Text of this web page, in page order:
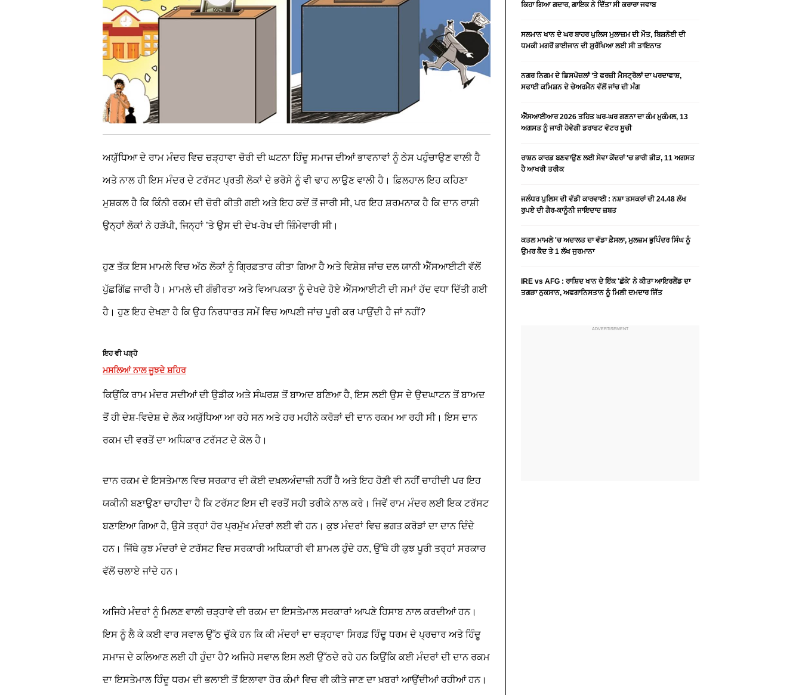
ਅਯੁੱਧਿਆ ਦੇ ਰਾਮ ਮੰਦਰ ਵਿਚ ਚੜ੍ਹਾਵਾ ਚੋਰੀ ਦੀ ਘਟਨਾ ਹਿੰਦੂ ਸਮਾਜ ਦੀਆਂ ਭਾਵਨਾਵਾਂ ਨੂੰ ਠੇਸ ਪਹੁੰਚਾਉਣ ਵਾਲੀ ਹੈ
ਅਤੇ ਨਾਲ ਹੀ ਇਸ ਮੰਦਰ ਦੇ ਟਰੱਸਟ ਪ੍ਰਤੀ ਲੋਕਾਂ ਦੇ ਭਰੋਸੇ ਨੂੰ ਵੀ ਢਾਹ ਲਾਉਣ ਵਾਲੀ ਹੈ। ਫ਼ਿਲਹਾਲ ਇਹ ਕਹਿਣਾ
ਮੁਸ਼ਕਲ ਹੈ ਕਿ ਕਿੰਨੀ ਰਕਮ ਦੀ ਚੋਰੀ ਕੀਤੀ ਗਈ ਅਤੇ ਇਹ ਕਦੋਂ ਤੋਂ ਜਾਰੀ ਸੀ, ਪਰ ਇਹ ਸ਼ਰਮਨਾਕ ਹੈ ਕਿ ਦਾਨ ਰਾਸ਼ੀ
ਉਨ੍ਹਾਂ ਲੋਕਾਂ ਨੇ ਹੜੱਪੀ, ਜਿਨ੍ਹਾਂ ’ਤੇ ਉਸ ਦੀ ਦੇਖ-ਰੇਖ ਦੀ ਜ਼ਿੰਮੇਵਾਰੀ ਸੀ।
ਹੁਣ ਤੱਕ ਇਸ ਮਾਮਲੇ ਵਿਚ ਅੱਠ ਲੋਕਾਂ ਨੂੰ ਗ੍ਰਿਫ਼ਤਾਰ ਕੀਤਾ ਗਿਆ ਹੈ ਅਤੇ ਵਿਸ਼ੇਸ਼ ਜਾਂਚ ਦਲ ਯਾਨੀ ਐੱਸਆਈਟੀ ਵੱਲੋਂ
ਪੁੱਛਗਿੱਛ ਜਾਰੀ ਹੈ। ਮਾਮਲੇ ਦੀ ਗੰਭੀਰਤਾ ਅਤੇ ਵਿਆਪਕਤਾ ਨੂੰ ਦੇਖਦੇ ਹੋਏ ਐੱਸਆਈਟੀ ਦੀ ਸਮਾਂ ਹੱਦ ਵਧਾ ਦਿੱਤੀ ਗਈ
ਹੈ। ਹੁਣ ਇਹ ਦੇਖਣਾ ਹੈ ਕਿ ਉਹ ਨਿਰਧਾਰਤ ਸਮੇਂ ਵਿਚ ਆਪਣੀ ਜਾਂਚ ਪੂਰੀ ਕਰ ਪਾਉਂਦੀ ਹੈ ਜਾਂ ਨਹੀਂ?
ਇਹ ਵੀ ਪੜ੍ਹੋ
ਮਸਲਿਆਂ ਨਾਲ ਜੂਝਦੇ ਸ਼ਹਿਰ
ਕਿਉਂਕਿ ਰਾਮ ਮੰਦਰ ਸਦੀਆਂ ਦੀ ਉਡੀਕ ਅਤੇ ਸੰਘਰਸ਼ ਤੋਂ ਬਾਅਦ ਬਣਿਆ ਹੈ, ਇਸ ਲਈ ਉਸ ਦੇ ਉਦਘਾਟਨ ਤੋਂ ਬਾਅਦ
ਤੋਂ ਹੀ ਦੇਸ਼-ਵਿਦੇਸ਼ ਦੇ ਲੋਕ ਅਯੁੱਧਿਆ ਆ ਰਹੇ ਸਨ ਅਤੇ ਹਰ ਮਹੀਨੇ ਕਰੋੜਾਂ ਦੀ ਦਾਨ ਰਕਮ ਆ ਰਹੀ ਸੀ। ਇਸ ਦਾਨ
ਰਕਮ ਦੀ ਵਰਤੋਂ ਦਾ ਅਧਿਕਾਰ ਟਰੱਸਟ ਦੇ ਕੋਲ ਹੈ।
ਦਾਨ ਰਕਮ ਦੇ ਇਸਤੇਮਾਲ ਵਿਚ ਸਰਕਾਰ ਦੀ ਕੋਈ ਦਖ਼ਲਅੰਦਾਜ਼ੀ ਨਹੀਂ ਹੈ ਅਤੇ ਇਹ ਹੋਣੀ ਵੀ ਨਹੀਂ ਚਾਹੀਦੀ ਪਰ ਇਹ
ਯਕੀਨੀ ਬਣਾਉਣਾ ਚਾਹੀਦਾ ਹੈ ਕਿ ਟਰੱਸਟ ਇਸ ਦੀ ਵਰਤੋਂ ਸਹੀ ਤਰੀਕੇ ਨਾਲ ਕਰੇ। ਜਿਵੇਂ ਰਾਮ ਮੰਦਰ ਲਈ ਇਕ ਟਰੱਸਟ
ਬਣਾਇਆ ਗਿਆ ਹੈ, ਉਸੇ ਤਰ੍ਹਾਂ ਹੋਰ ਪ੍ਰਮੁੱਖ ਮੰਦਰਾਂ ਲਈ ਵੀ ਹਨ। ਕੁਝ ਮੰਦਰਾਂ ਵਿਚ ਭਗਤ ਕਰੋੜਾਂ ਦਾ ਦਾਨ ਦਿੰਦੇ
ਹਨ। ਜਿੱਥੇ ਕੁਝ ਮੰਦਰਾਂ ਦੇ ਟਰੱਸਟ ਵਿਚ ਸਰਕਾਰੀ ਅਧਿਕਾਰੀ ਵੀ ਸ਼ਾਮਲ ਹੁੰਦੇ ਹਨ, ਉੱਥੇ ਹੀ ਕੁਝ ਪੂਰੀ ਤਰ੍ਹਾਂ ਸਰਕਾਰ
ਵੱਲੋਂ ਚਲਾਏ ਜਾਂਦੇ ਹਨ।
ਅਜਿਹੇ ਮੰਦਰਾਂ ਨੂੰ ਮਿਲਣ ਵਾਲੀ ਚੜ੍ਹਾਵੇ ਦੀ ਰਕਮ ਦਾ ਇਸਤੇਮਾਲ ਸਰਕਾਰਾਂ ਆਪਣੇ ਹਿਸਾਬ ਨਾਲ ਕਰਦੀਆਂ ਹਨ।
ਇਸ ਨੂੰ ਲੈ ਕੇ ਕਈ ਵਾਰ ਸਵਾਲ ਉੱਠ ਚੁੱਕੇ ਹਨ ਕਿ ਕੀ ਮੰਦਰਾਂ ਦਾ ਚੜ੍ਹਾਵਾ ਸਿਰਫ਼ ਹਿੰਦੂ ਧਰਮ ਦੇ ਪ੍ਰਚਾਰ ਅਤੇ ਹਿੰਦੂ
ਸਮਾਜ ਦੇ ਕਲਿਆਣ ਲਈ ਹੀ ਹੁੰਦਾ ਹੈ? ਅਜਿਹੇ ਸਵਾਲ ਇਸ ਲਈ ਉੱਠਦੇ ਰਹੇ ਹਨ ਕਿਉਂਕਿ ਕਈ ਮੰਦਰਾਂ ਦੀ ਦਾਨ ਰਕਮ
ਦਾ ਇਸਤੇਮਾਲ ਹਿੰਦੂ ਧਰਮ ਦੀ ਭਲਾਈ ਤੋਂ ਇਲਾਵਾ ਹੋਰ ਕੰਮਾਂ ਵਿਚ ਵੀ ਕੀਤੇ ਜਾਣ ਦਾ ਖ਼ਬਰਾਂ ਆਉਂਦੀਆਂ ਰਹੀਆਂ ਹਨ।
ਕਿਹਾ ਗਿਆ ਗਦਾਰ, ਗਾਇਕ ਨੇ ਦਿੱਤਾ ਸੀ ਕਰਾਰਾ ਜਵਾਬ
ਸਲਮਾਨ ਖਾਨ ਦੇ ਘਰ ਬਾਹਰ ਪੁਲਿਸ ਮੁਲਾਜ਼ਮ ਦੀ ਮੌਤ, ਬਿਸ਼ਨੋਈ ਦੀ
ਧਮਕੀ ਮਗਰੋਂ ਭਾਈਜਾਨ ਦੀ ਸੁਰੱਖਿਆ ਲਈ ਸੀ ਤਾਇਨਾਤ
ਨਗਰ ਨਿਗਮ ਦੇ ਡਿਸਪੋਜ਼ਲਾਂ ’ਤੇ ਫਰਜ਼ੀ ਮੈਸਟ੍ਰੋਲਾਂ ਦਾ ਪਰਦਾਫਾਸ਼,
ਸਫਾਈ ਕਮਿਸ਼ਨ ਦੇ ਚੇਅਰਮੈਨ ਵੱਲੋਂ ਜਾਂਚ ਦੀ ਮੰਗ
ਐੱਸਆਈਆਰ 2026 ਤਹਿਤ ਘਰ-ਘਰ ਗਣਨਾ ਦਾ ਕੰਮ ਮੁਕੰਮਲ, 13
ਅਗਸਤ ਨੂੰ ਜਾਰੀ ਹੋਵੇਗੀ ਡਰਾਫਟ ਵੋਟਰ ਸੂਚੀ
ਰਾਸ਼ਨ ਕਾਰਡ ਬਣਵਾਉਣ ਲਈ ਸੇਵਾ ਕੇਂਦਰਾਂ 'ਚ ਭਾਰੀ ਭੀੜ, 11 ਅਗਸਤ
ਹੈ ਆਖਰੀ ਤਰੀਕ
ਜਲੰਧਰ ਪੁਲਿਸ ਦੀ ਵੱਡੀ ਕਾਰਵਾਈ : ਨਸ਼ਾ ਤਸਕਰਾਂ ਦੀ 24.48 ਲੱਖ
ਰੁਪਏ ਦੀ ਗੈਰ-ਕਾਨੂੰਨੀ ਜਾਇਦਾਦ ਜ਼ਬਤ
ਕਤਲ ਮਾਮਲੇ 'ਚ ਅਦਾਲਤ ਦਾ ਵੱਡਾ ਫ਼ੈਸਲਾ, ਮੁਲਜ਼ਮ ਭੁਪਿੰਦਰ ਸਿੰਘ ਨੂੰ
ਉਮਰ ਕੈਦ ਤੇ 1 ਲੱਖ ਜੁਰਮਾਨਾ
IRE vs AFG : ਰਾਸ਼ਿਦ ਖਾਨ ਦੇ ਇੱਕ 'ਛੱਕੇ' ਨੇ ਕੀਤਾ ਆਇਰਲੈਂਡ ਦਾ
ਤਗੜਾ ਨੁਕਸਾਨ, ਅਫਗਾਨਿਸਤਾਨ ਨੂੰ ਮਿਲੀ ਦਮਦਾਰ ਜਿੱਤ